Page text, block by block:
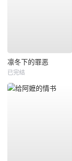
凛冬下的罪恶
已完结